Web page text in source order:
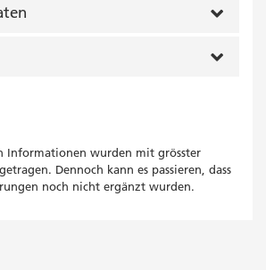
Informationen wurden mit grösster
Dennoch kann es passieren, dass
noch nicht ergänzt wurden.